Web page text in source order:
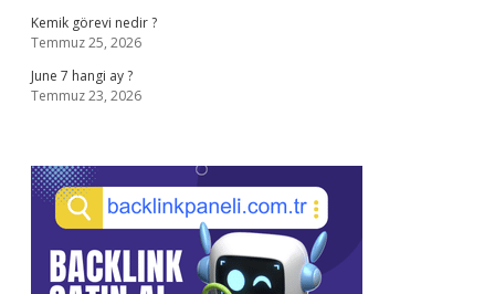
Kemik görevi nedir ?
Temmuz 25, 2026
June 7 hangi ay ?
Temmuz 23, 2026